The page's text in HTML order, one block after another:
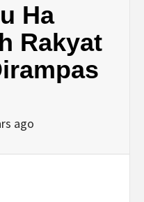
Ha
Rakyat
ago